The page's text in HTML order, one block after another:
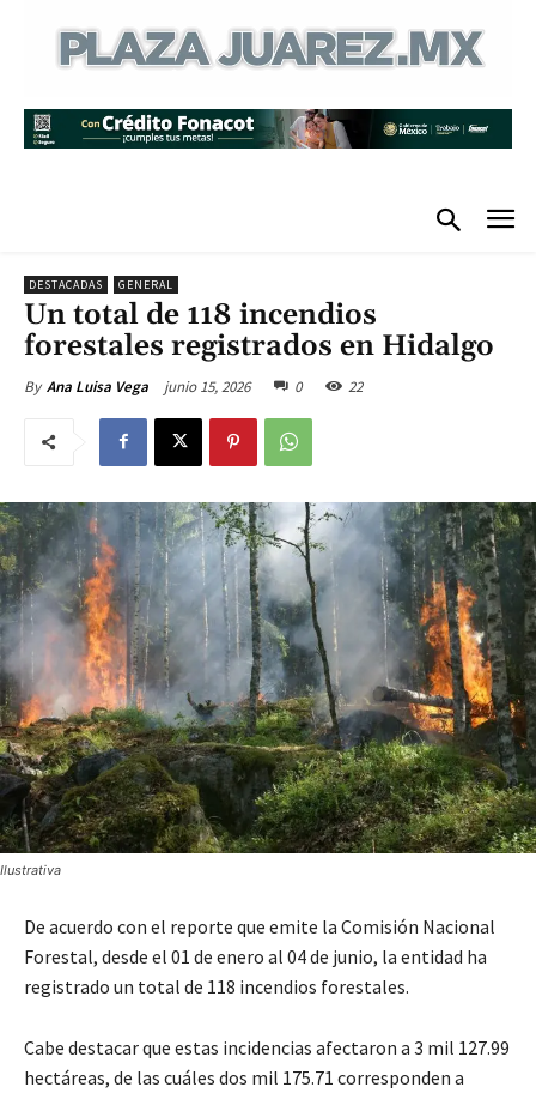
DESTACADAS GENERAL
Un total de 118 incendios
forestales registrados en Hidalgo
By Ana Luisa Vega junio 15, 2026 0 22
Ilustrativa
De acuerdo con el reporte que emite la Comisión Nacional
Forestal, desde el 01 de enero al 04 de junio, la entidad ha
registrado un total de 118 incendios forestales.
Cabe destacar que estas incidencias afectaron a 3 mil 127.99
hectáreas, de las cuáles dos mil 175.71 corresponden a